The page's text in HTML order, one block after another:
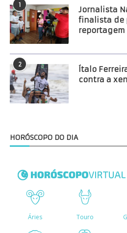
1
Jornalista
finalista de
reportagem
2
Ítalo
contra a
HORÓSCOPO DO DIA